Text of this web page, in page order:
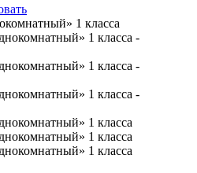
1 класса